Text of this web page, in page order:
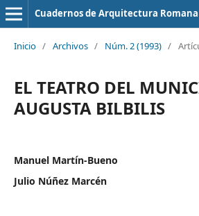
Cuadernos de Arquitectura Romana
Inicio / Archivos / Núm. 2 (1993) /
EL TEATRO DEL
AUGUSTA BILBILIS
Manuel Martín-Bueno
Julio Núñez Marcén